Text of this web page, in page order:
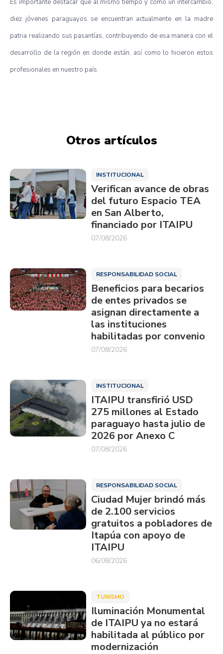
diez jóvenes paraguayos se encuentran actualmente en la madre
patria realizando sus pasantías, contribuyendo de esa manera con el
desarrollo de la región en donde están, así como lo hicieron estos
profesionales en nuestro país.
Otros artículos
INSTITUCIONAL
Verifican avance de obras
del futuro Espacio TEA
en San Alberto,
financiado por ITAIPU
07/08/2026
RESPONSABILIDAD SOCIAL
Beneficios para becarios
de entes privados se
asignan directamente a
las instituciones
habilitadas por convenio
07/08/2026
INSTITUCIONAL
ITAIPU transfirió USD
275 millones al Estado
paraguayo hasta julio de
2026 por Anexo C
07/08/2026
RESPONSABILIDAD SOCIAL
Ciudad Mujer brindó más
de 2.100 servicios
gratuitos a pobladores de
Itapúa con apoyo de
ITAIPU
06/08/2026
TURISMO
Iluminación Monumental
de ITAIPU ya no estará
habilitada al público por
modernización